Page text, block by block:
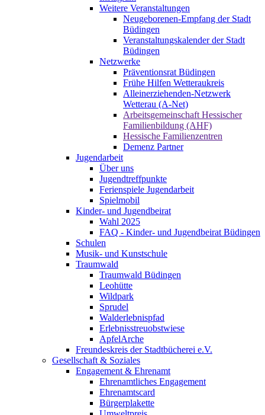
Weitere Veranstaltungen
Neugeborenen-Empfang der Stadt
Büdingen
Veranstaltungskalender der Stadt
Büdingen
Netzwerke
Präventionsrat Büdingen
Frühe Hilfen Wetteraukreis
Alleinerziehenden-Netzwerk
Wetterau (A-Net)
Arbeitsgemeinschaft Hessischer
Familienbildung (AHF)
Hessische Familienzentren
Demenz Partner
Jugendarbeit
Über uns
Jugendtreffpunkte
Ferienspiele Jugendarbeit
Spielmobil
Kinder- und Jugendbeirat
Wahl 2025
FAQ - Kinder- und Jugendbeirat Büdingen
Schulen
Musik- und Kunstschule
Traumwald
Traumwald Büdingen
Leohütte
Wildpark
Sprudel
Walderlebnispfad
Erlebnisstreuobstwiese
ApfelArche
Freundeskreis der Stadtbücherei e.V.
Gesellschaft & Soziales
Engagement & Ehrenamt
Ehrenamtliches Engagement
Ehrenamtscard
Bürgerplakette